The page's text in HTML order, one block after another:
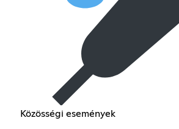
Közösségi események